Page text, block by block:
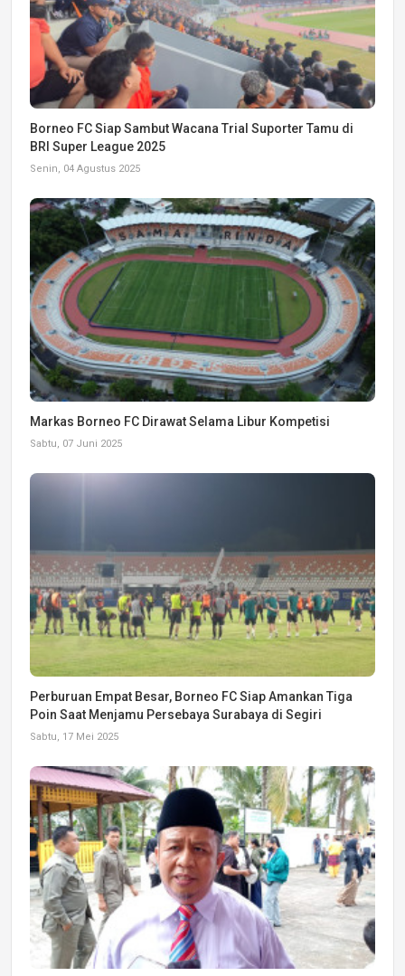
Borneo FC Siap Sambut Wacana Trial Suporter Tamu di
BRI Super League 2025
Senin, 04 Agustus 2025
Markas Borneo FC Dirawat Selama Libur Kompetisi
Sabtu, 07 Juni 2025
Perburuan Empat Besar, Borneo FC Siap Amankan Tiga
Poin Saat Menjamu Persebaya Surabaya di Segiri
Sabtu, 17 Mei 2025